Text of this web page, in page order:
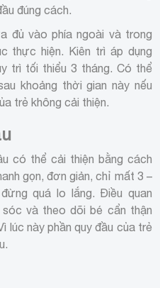
đúng cách.
đủ vào phía ngoài và trong
thực hiện. Kiên trì áp dụng
trì tối thiểu 3 tháng. Có thể
khoảng thời gian này nếu
trẻ không cải thiện.
có thể cải thiện bằng cách
gọn, đơn giản, chỉ mất 3 –
quá lo lắng. Điều quan
và theo dõi bé cẩn thận
lúc này phần quy đầu của trẻ